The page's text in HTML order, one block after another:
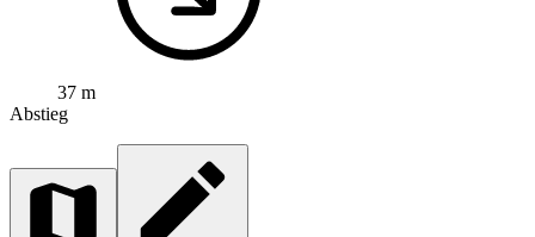
37 m
Abstieg